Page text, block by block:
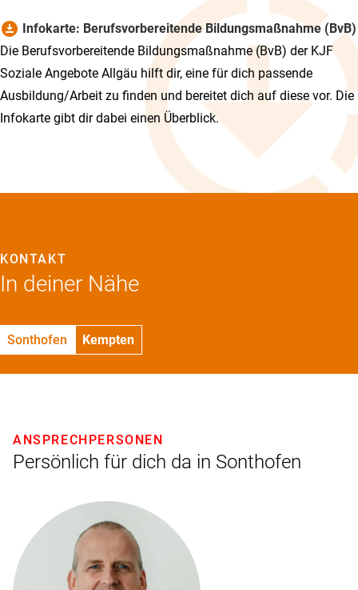
download_for_offline Infokarte: Berufsvorbereitende Bildungsmaßnahme (BvB)
Die Berufsvorbereitende Bildungsmaßnahme (BvB) der KJF
Soziale Angebote Allgäu hilft dir, eine für dich passende
Ausbildung/Arbeit zu finden und bereitet dich auf diese vor. Die
Infokarte gibt dir dabei einen Überblick.
In deiner Nähe
KONTAKT
Sonthofen Kempten
Persönlich für dich da in Sonthofen
ANSPRECHPERSONEN